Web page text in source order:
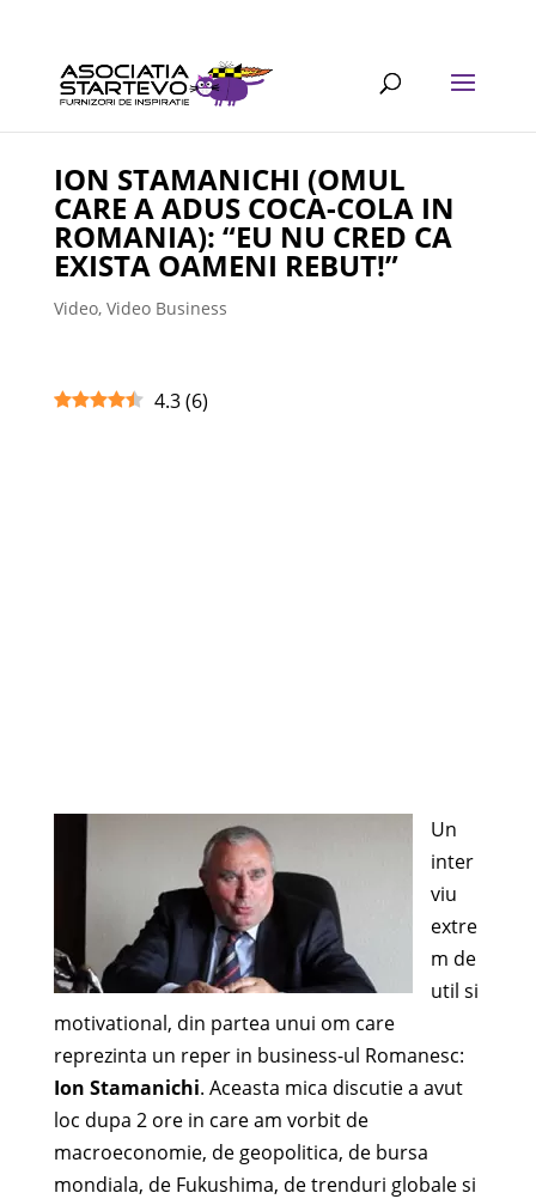
ION STAMANICHI (OMUL
CARE A ADUS COCA-COLA IN
ROMANIA): “EU NU CRED CA
EXISTA OAMENI REBUT!”
Video, Video Business
4.3 (6)
Un
inter
viu
extre
m de
util si
motivational, din partea unui om care
reprezinta un reper in business-ul Romanesc:
Ion Stamanichi. Aceasta mica discutie a avut
loc dupa 2 ore in care am vorbit de
macroeconomie, de geopolitica, de bursa
mondiala, de Fukushima, de trenduri globale si